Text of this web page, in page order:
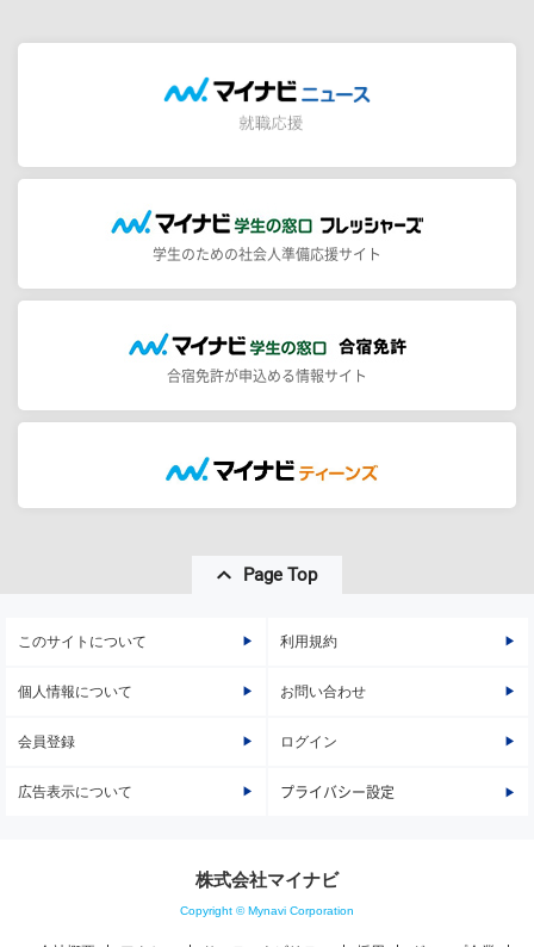
学生のための社会人準備応援サイト
合宿免許が申込める情報サイト
Page Top
このサイトについて 利用規約
個人情報について お問い合わせ
会員登録 ログイン
広告表示について プライバシー設定
株式会社マイナビ
Copyright © Mynavi Corporation